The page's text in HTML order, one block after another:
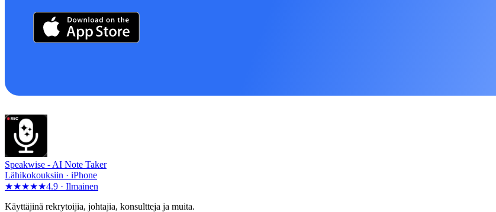
Speakwise - AI Note Taker
Lähikokouksiin · iPhone
★★★★★4.9 · Ilmainen
Käyttäjinä rekrytoijia, johtajia, konsultteja ja muita.